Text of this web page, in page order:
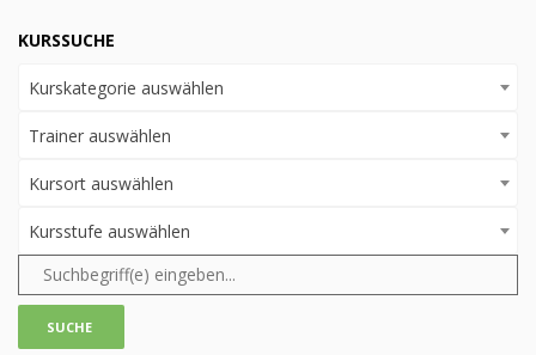
KURSSUCHE
Kurskategorie auswählen
Trainer auswählen
Kursort auswählen
Kursstufe auswählen